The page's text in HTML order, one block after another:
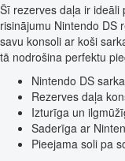
Šī rezerves daļa ir ideāli
risinājumu Nintendo DS
savu konsoli ar koši
tā nodrošina perfektu
Nintendo DS
Rezerves daļa
Izturīga un
Saderīga ar
Pieejama soli pa